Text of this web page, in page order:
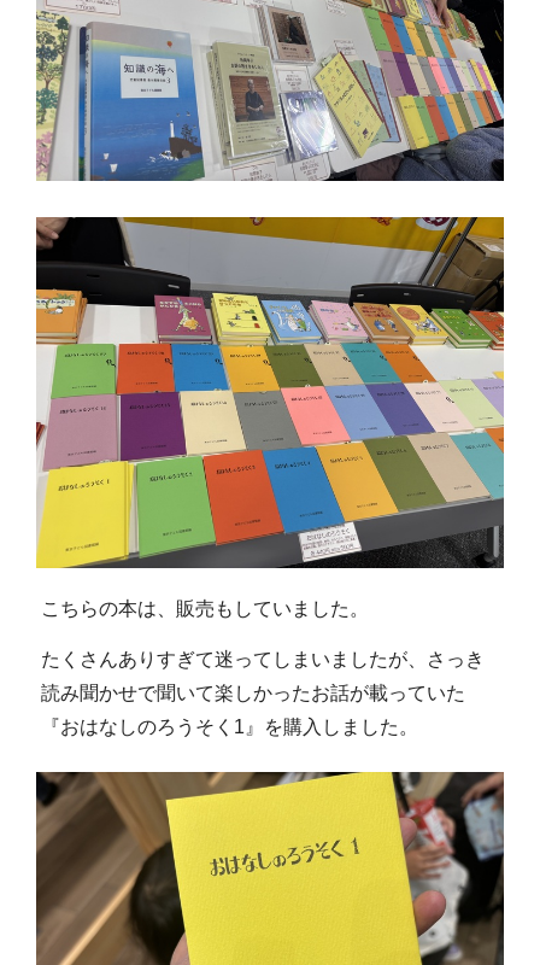
こちらの本は、販売もしていました。
たくさんありすぎて迷ってしまいましたが、さっき
読み聞かせで聞いて楽しかったお話が載っていた
『おはなしのろうそく1』を購入しました。